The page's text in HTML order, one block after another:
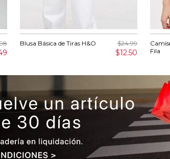
Blusa Básica de Tiras H&O $24.99
$12.50
Fila